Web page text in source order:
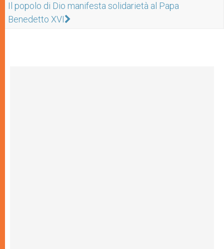
Il popolo di Dio manifesta solidarietà al Papa
Benedetto XVI